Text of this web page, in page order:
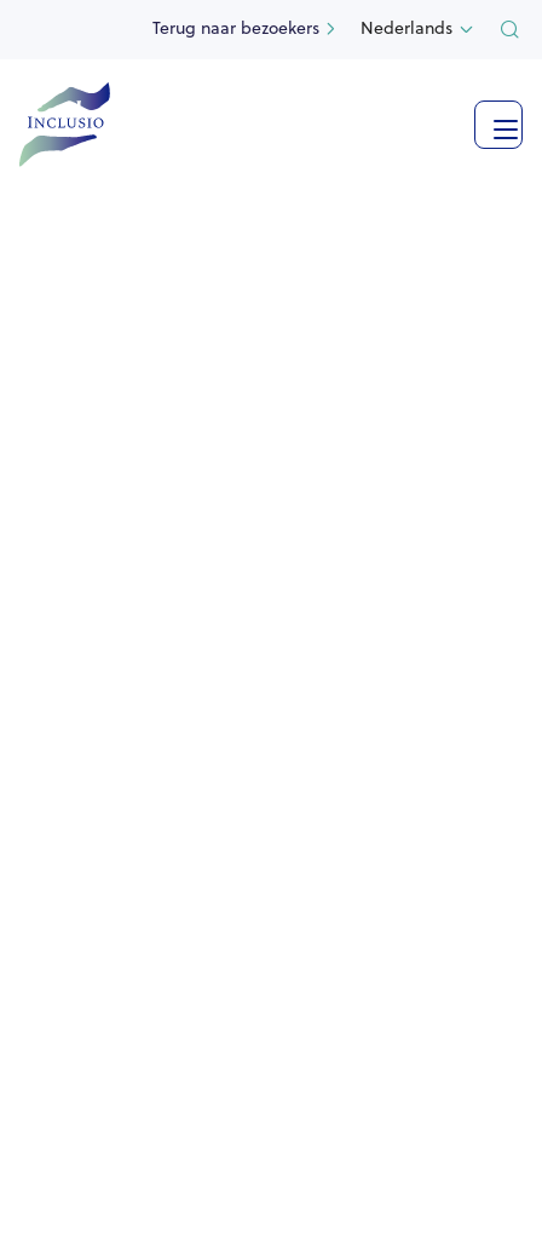
Terug naar bezoekers  Nederlands 